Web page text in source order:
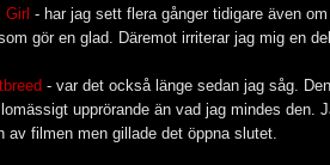
Girl - har jag sett flera gånger tidigare även
gör en glad. Däremot irriterar jag mig en
- var det också länge sedan jag såg.
upprörande än vad jag mindes den.
av filmen men gillade det öppna slutet.